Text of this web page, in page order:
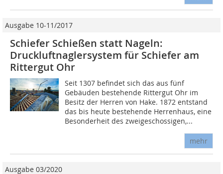
Ausgabe 10-11/2017
Schiefer Schießen statt Nageln:
Druckluftnaglersystem für Schiefer am
Rittergut Ohr
Seit 1307 befindet sich das aus fünf
Gebäuden bestehende Rittergut Ohr im
Besitz der Herren von Hake. 1872 entstand
das bis heute bestehende Herrenhaus, eine
Besonderheit des zweigeschossigen,...
mehr
Ausgabe 03/2020